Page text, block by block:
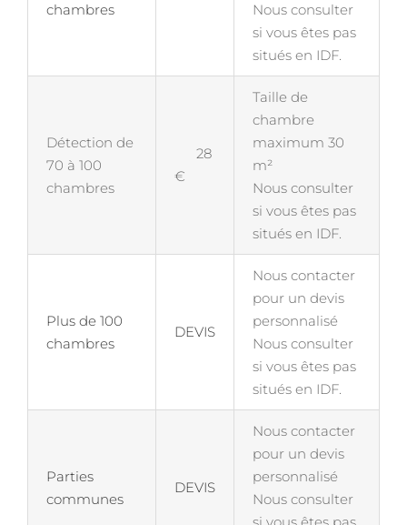
chambres
Nous consulter
si vous êtes pas
situés en IDF.
Détection de
70 à 100
chambres
28
€
Taille de
chambre
maximum 30
m²
Nous consulter
si vous êtes pas
situés en IDF.
Plus de 100
chambres
DEVIS
Nous contacter
pour un devis
personnalisé
Nous consulter
si vous êtes pas
situés en IDF.
Parties
communes
DEVIS
Nous contacter
pour un devis
personnalisé
Nous consulter